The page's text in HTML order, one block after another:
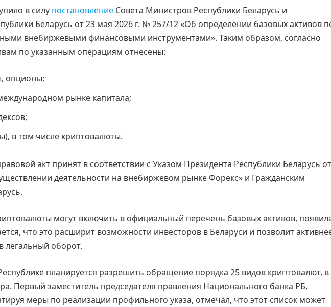
в силу постановление Совета Министров Республики Беларусь и
Беларусь от 23 мая 2026 г. № 257/12 «Об определении базовых активов
внебиржевыми финансовыми инструментами». Таким образом, согласно
по указанным операциям отнесены:
опционы;
рынке капитала;
в том числе криптовалюты.
акт принят в соответствии с Указом Президента Республики Беларусь
деятельности на внебиржевом рынке Форекс» и Гражданским
могут включить в официальный перечень базовых активов,
что это расширит возможности инвесторов в Беларуси и позволит
легальный оборот.
планируется разрешить обращение порядка 25 видов криптовалют, в
Первый заместитель председателя правления Национального банка РБ,
меры по реализации профильного указа, отмечал, что этот список может